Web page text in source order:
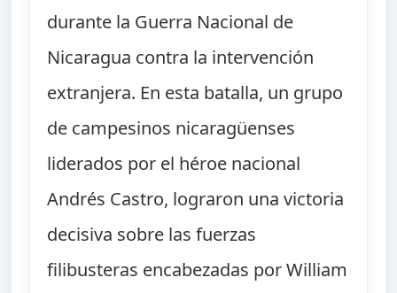
durante la Guerra Nacional de
Nicaragua contra la intervención
extranjera. En esta batalla, un grupo
de campesinos nicaragüenses
liderados por el héroe nacional
Andrés Castro, lograron una victoria
decisiva sobre las fuerzas
filibusteras encabezadas por William